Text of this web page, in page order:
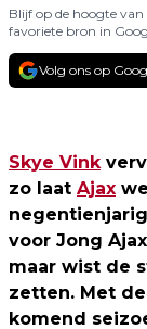
Blijf op de hoogte
favoriete bron in
Volg ons op
Skye Vink
zo laat Ajax
voor Jong
maar wist de
zetten. Met
komend